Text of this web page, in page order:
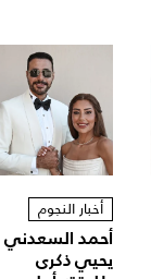
أخبار النجوم
أحمد السعدني
يحيي ذكرى